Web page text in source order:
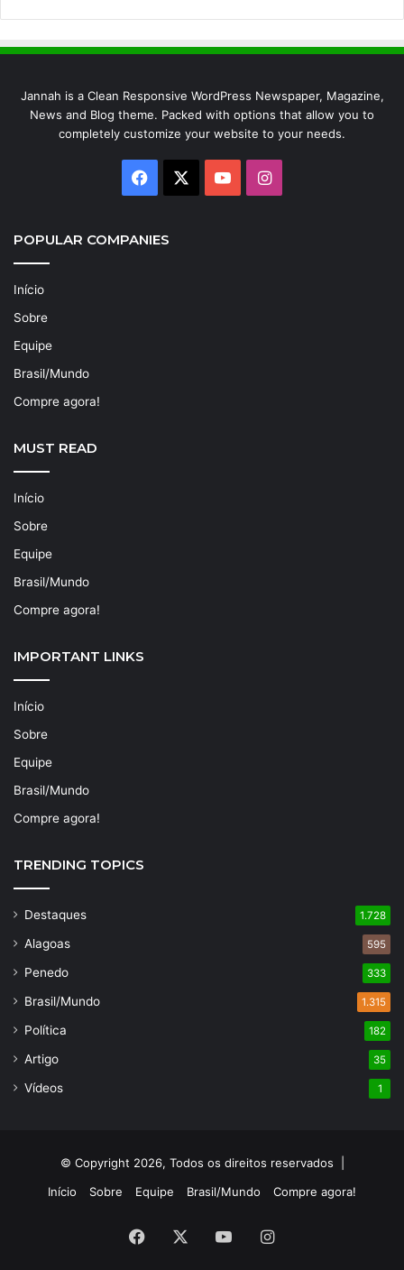
Jannah is a Clean Responsive WordPress Newspaper, Magazine,
News and Blog theme. Packed with options that allow you to
completely customize your website to your needs.
Facebook YouTubeInstagram
POPULAR COMPANIES
Início
Sobre
Equipe
Brasil/Mundo
Compre agora!
MUST READ
Início
Sobre
Equipe
Brasil/Mundo
Compre agora!
IMPORTANT LINKS
Início
Sobre
Equipe
Brasil/Mundo
Compre agora!
TRENDING TOPICS
Destaques 1.728
Alagoas 595
Penedo 333
Brasil/Mundo 1.315
Política 182
Artigo 35
Vídeos 1
© Copyright 2026, Todos os direitos reservados |
Início
Sobre Equipe Brasil/Mundo Compre agora!
Facebook YouTubeInstagram